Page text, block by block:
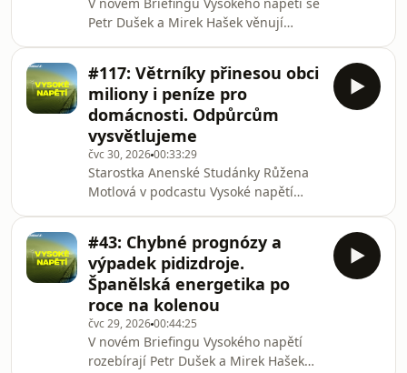
spotřeby. Rozebírá, jak se distribuční
soustava připravena na nástup
obnovitelných zdrojů, elektromobility i
bateriových ú
Petr Dušek a Mirek Hašek věnují
ovlivnit českou i evropskou
energetiku. Vysvětlují, proč podle nich
samotný trh už nedokáže zajistit
dostatek spolehlivých zdrojů elektřiny,
jak bude fungovat nový systém plateb
za disponibilitu elektráren a proč se
tato změna dříve či později promítne i
do účtů
#117: Větrníky přinesou obci
miliony i peníze pro
domácnosti. Odpůrcům
vysvětlujeme
čvc 30, 202600:33:29
Starostka Anenské Studánky Růžena
Motlová v podcastu Vysoké napětí
elektrárnami a vysvětluje, proč se
místní rozhodli podpořit výstavbu
dalších čtyř moderních větrníků. S
Petrem Duškem mluví o obavách
obyvatel, referendu, roli dezinformací
i o tom, jak důležitá byla komunikace s
občany během celého
#43: Chybné prognózy a
výpadek pidizdroje.
Španělská energetika po
roce na kolenou
čvc 29, 202600:44:25
V novém Briefingu Vysokého napětí
rozebírají Petr Dušek a Mirek Hašek